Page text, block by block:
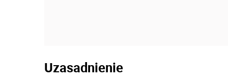
Uzasadnienie